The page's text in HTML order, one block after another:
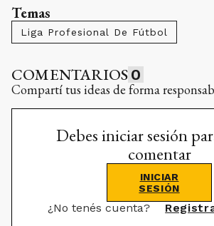
Temas
Liga Profesional De Fútbol
COMENTARIOS 0
Compartí tus ideas de forma
Debes iniciar sesión
comentar
INICIAR
SESIÓN
¿No tenés cuenta?